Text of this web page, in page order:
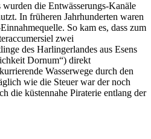
die Entwässerungs-Kanäle
In früheren Jahrhunderten waren
So kam es, dass zum
zwei
des Harlingerlandes aus Esens
Dornum“) direkt
Wasserwege durch den
wie die Steuer war der noch
die küstennahe Piraterie entlang der